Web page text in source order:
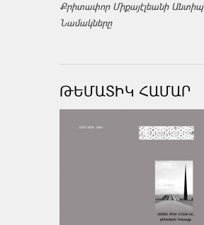
Քրիտափոր Միքայէլեանի Անտիպ
Նամակները
ԹԵՄԱՏԻԿ ՀԱՄԱՐ